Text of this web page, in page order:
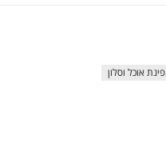
פינת אוכל וסלון